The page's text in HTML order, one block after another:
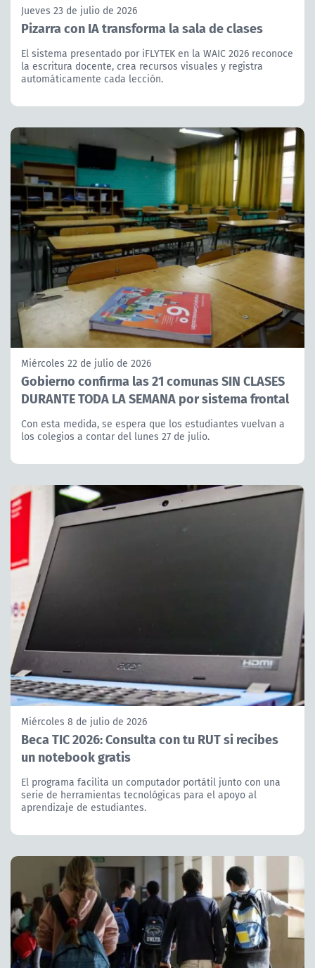
Jueves 23 de julio de 2026
Pizarra con IA transforma la sala de clases
El sistema presentado por iFLYTEK en la WAIC 2026 reconoce
la escritura docente, crea recursos visuales y registra
automáticamente cada lección.
Miércoles 22 de julio de 2026
Gobierno confirma las 21 comunas SIN CLASES
DURANTE TODA LA SEMANA por sistema frontal
Con esta medida, se espera que los estudiantes vuelvan a
los colegios a contar del lunes 27 de julio.
Miércoles 8 de julio de 2026
Beca TIC 2026: Consulta con tu RUT si recibes
un notebook gratis
El programa facilita un computador portátil junto con una
serie de herramientas tecnológicas para el apoyo al
aprendizaje de estudiantes.